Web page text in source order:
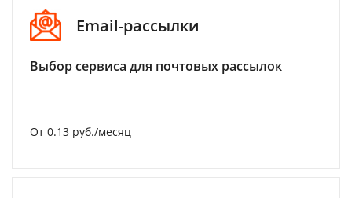
Email-рассылки
Выбор сервиса для почтовых рассылок
От 0.13 руб./месяц